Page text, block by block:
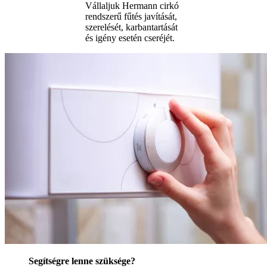
Vállaljuk Hermann cirkó
rendszerű fűtés javítását,
szerelését, karbantartását
és igény esetén cseréjét.
Segítségre lenne szüksége?